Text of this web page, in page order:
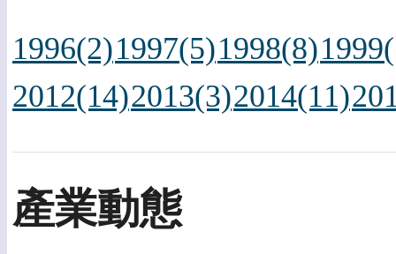
1996(2)1997(5)1998(8)
2012(14)2013(3)2014(11)
產業動態